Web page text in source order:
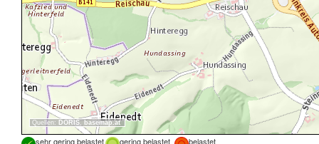
Quellen: DORIS, basemap.at
sehr gering belastet gering belastet
belastet